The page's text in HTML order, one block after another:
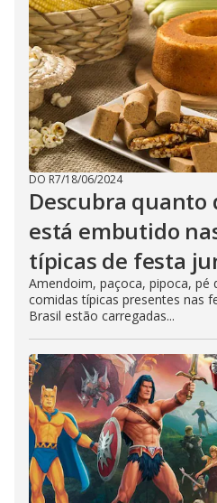
DO R7/18/06/2024
Descubra quanto
está embutido
típicas de festa
Amendoim, paçoca, pipoca, pé
comidas típicas presentes nas
Brasil estão carregadas...